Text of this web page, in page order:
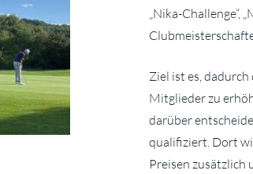
„Nika-Challenge“,
Ziel ist es,
Mitglieder zu
darüber
qualifiziert. Dort
Preisen zusätzlich